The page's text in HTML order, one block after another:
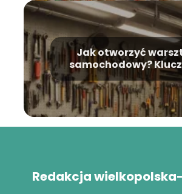
Jak otworzyć
samochodowy?
kroki i
Redakcja